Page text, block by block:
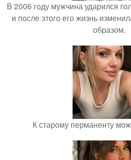
В 2006 году мужчина ударился
и после этого его жизнь
образом.
К старому перманенту